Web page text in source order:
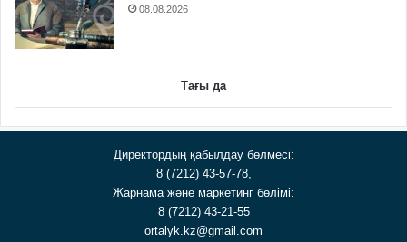
08.08.2026
Тағы да
Директордың қабылдау бөлмесі:
8 (7212) 43-57-78,
Жарнама және маркетинг бөлімі:
8 (7212) 43-21-55
ortalyk.kz@gmail.com